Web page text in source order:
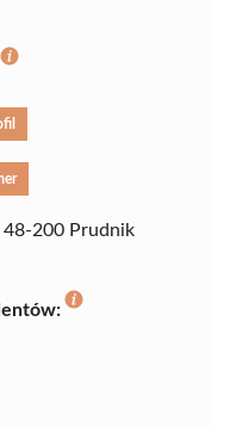
48-200 Prudnik